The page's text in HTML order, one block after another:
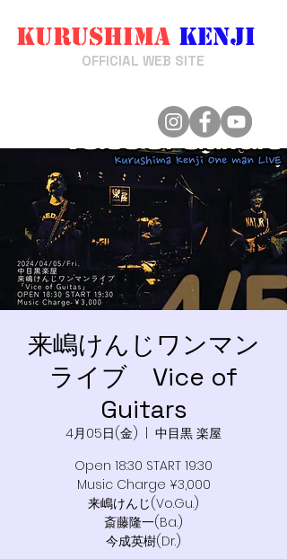
OFFICIAL WEB SITE
Kurushima Kenji
来嶋けんじワンマン
ライブ Vice of
Guitars
4月05日(金)
中目黒 楽屋
Open 18:30 START 19:30
Music Charge ¥3,000
来嶋けんじ(Vo.Gu.)
斎藤隆一(Ba.)